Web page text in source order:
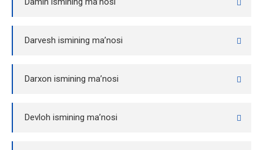
Darvesh ismining ma’nosi
Darxon ismining ma’nosi
Devloh ismining ma’nosi